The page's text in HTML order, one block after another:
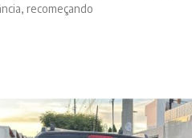
recomeçando